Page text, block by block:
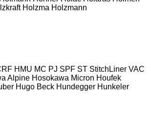
Holzma Holzmann
HMU MC PJ SPF ST StitchLiner VAC
Alpine Hosokawa Micron Houfek
Hugo Beck Hundegger Hunkeler